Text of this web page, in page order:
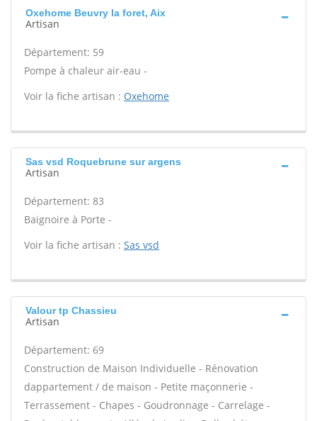
Oxehome Beuvry la foret, Aix
Artisan
Département: 59
Pompe à chaleur air-eau -
Voir la fiche artisan : Oxehome
Sas vsd Roquebrune sur argens
Artisan
Département: 83
Baignoire à Porte -
Voir la fiche artisan : Sas vsd
Valour tp Chassieu
Artisan
Département: 69
Construction de Maison Individuelle - Rénovation
dappartement / de maison - Petite maçonnerie -
Terrassement - Chapes - Goudronnage - Carrelage -